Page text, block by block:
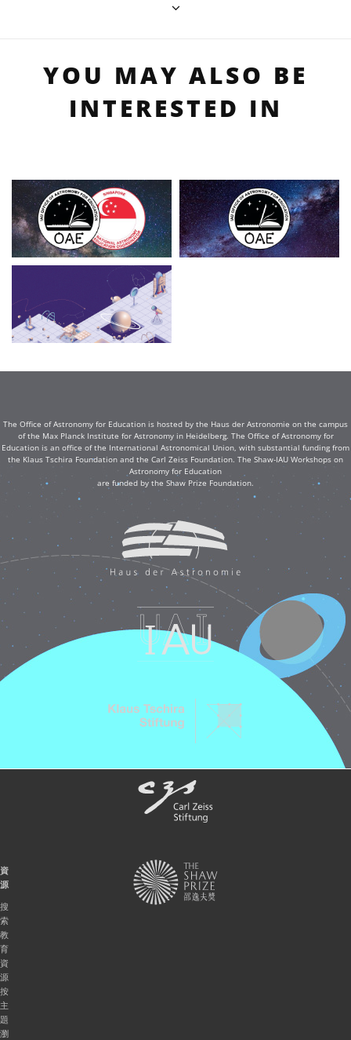
YOU MAY ALSO BE
INTERESTED IN
The Office of Astronomy for Education is hosted by the Haus der Astronomie on the campus
of the Max Planck Institute for Astronomy in Heidelberg. The Office of Astronomy for
Education is an office of the International Astronomical Union, with substantial funding from
the Klaus Tschira Foundation and the Carl Zeiss Foundation. The Shaw-IAU Workshops on
Astronomy for Education
are funded by the Shaw Prize Foundation.
資
源
搜
索
教
育
資
源
按
主
題
瀏